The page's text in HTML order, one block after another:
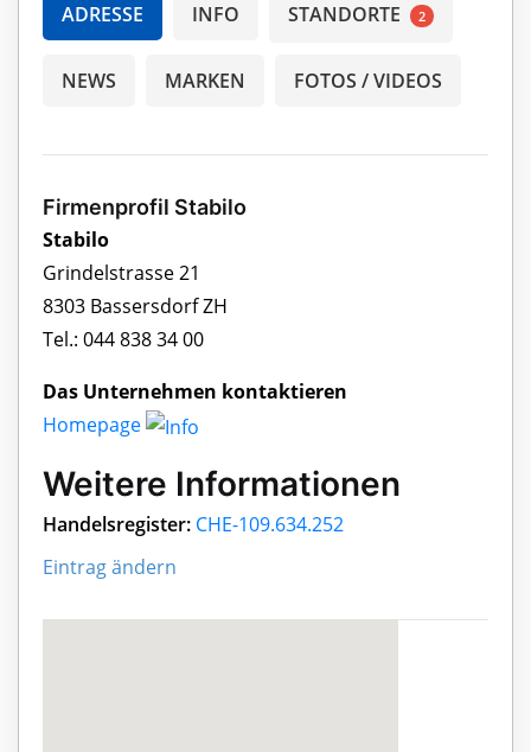
ADRESSE INFO STANDORTE 2
NEWS MARKEN FOTOS / VIDEOS
Firmenprofil Stabilo
Stabilo
Grindelstrasse 21
8303 Bassersdorf ZH
Tel.: 044 838 34 00
Das Unternehmen kontaktieren
Homepage
Weitere Informationen
Handelsregister: CHE-109.634.252
Eintrag ändern